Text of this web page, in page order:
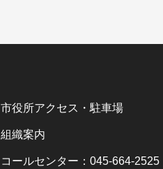
市役所アクセス・駐車場
組織案内
コールセンター：045-664-2525